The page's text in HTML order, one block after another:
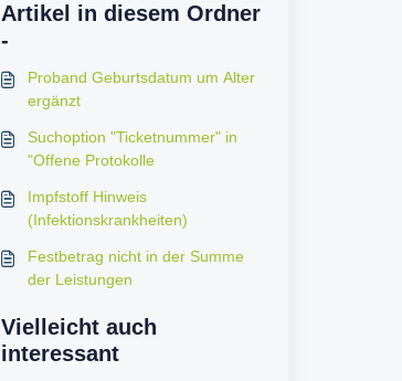
Artikel in diesem Ordner
-
Proband Geburtsdatum um Alter
ergänzt
Suchoption "Ticketnummer" in
"Offene Protokolle
Impfstoff Hinweis
(Infektionskrankheiten)
Festbetrag nicht in der Summe
der Leistungen
Vielleicht auch
interessant